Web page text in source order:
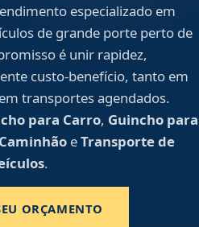
especializado em
de grande porte perto de
é unir rapidez,
custo-benefício, tanto em
transportes agendados.
para Carro, Guincho para
eTransporte de
.
ORÇAMENTO